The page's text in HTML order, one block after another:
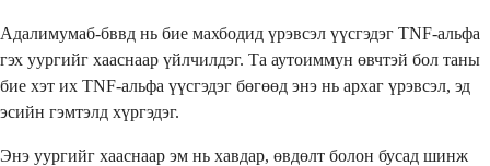
Адалимумаб-бввд нь бие махбодид үрэвсэл үүсгэдэг TNF-альфа
гэх уургийг хааснаар үйлчилдэг. Та аутоиммун өвчтэй бол таны
бие хэт их TNF-альфа үүсгэдэг бөгөөд энэ нь архаг үрэвсэл, эд
эсийн гэмтэлд хүргэдэг.
Энэ уургийг хааснаар эм нь хавдар, өвдөлт болон бусад шинж